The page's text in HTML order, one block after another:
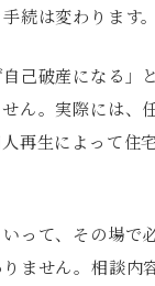
続は変わります。
己破産になる」
ん。実際には、
再生によって住
って、その場で
ません。相談内